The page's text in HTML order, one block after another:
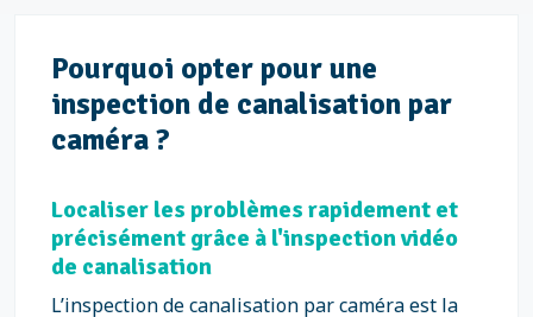
Pourquoi opter pour une
inspection de canalisation par
caméra ?
Localiser les problèmes rapidement et
précisément grâce à l'inspection vidéo
de canalisation
L’inspection de canalisation par caméra est la